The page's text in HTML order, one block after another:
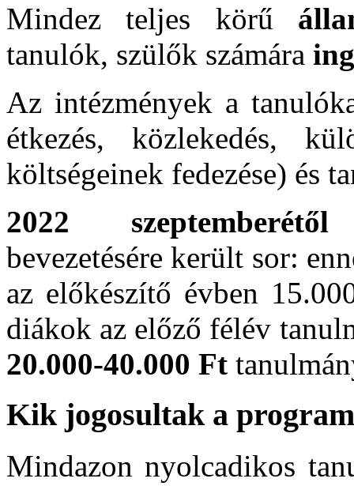
Mindez teljes körű
tanulók, szülők számára
Az intézmények a
étkezés, közlekedés,
költségeinek fedezése) és
2022
bevezetésére került sor:
az előkészítő évben
diákok az előző félév
20.000-40.000 Ft
Kik jogosultak a
Mindazon nyolcadikos